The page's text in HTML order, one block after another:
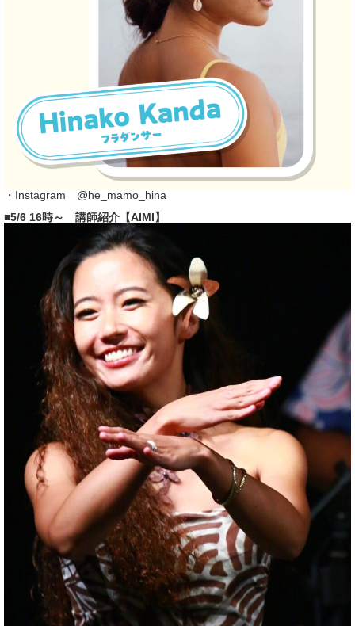
・Instagram @he_mamo_hina
■5/6 16時～ 講師紹介【AIMI】